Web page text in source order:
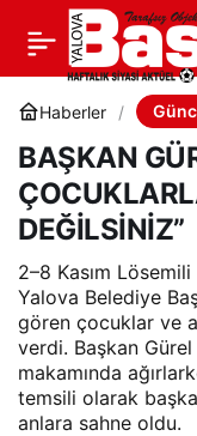
Haberler
BAŞKAN
DEĞİLSİNİZ”
2–8 Kasım
Yalova Belediye
gören çocuklar ve
verdi. Başkan
makamında
temsili olarak
anlara sahne oldu.
BAŞKAN GÜREL
LÖSEMİLİ
BULUŞTU: “YALNIZ
DEĞİLSİNİZ”